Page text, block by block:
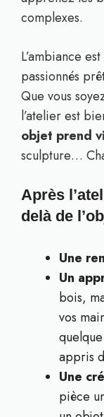
complexes.
L’ambiance
passionnés
Que vous
l’atelier est
objet prend
sculpture…
Après
delà de
Une
Un
bois,
vos
appris
Une
pièce